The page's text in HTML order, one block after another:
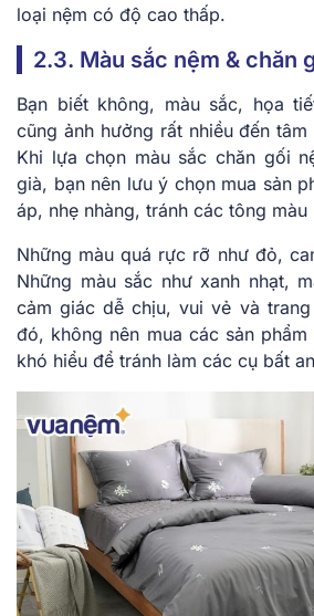
loại nệm có độ cao thấp.
2.3. Màu sắc nệm & chăn
Bạn biết không, màu sắc, họa
cũng ảnh hưởng rất nhiều đến
Khi lựa chọn màu sắc chăn gối
già, bạn nên lưu ý chọn mua sản
áp, nhẹ nhàng, tránh các tông màu
Những màu quá rực rỡ như đỏ,
Những màu sắc như xanh nhạt,
cảm giác dễ chịu, vui vẻ và trang
đó, không nên mua các sản
khó hiểu để tránh làm các cụ bất